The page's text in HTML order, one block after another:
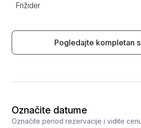
Frižider
Pogledajte kompletan
Označite datume
Označite period rezervacije i vidite